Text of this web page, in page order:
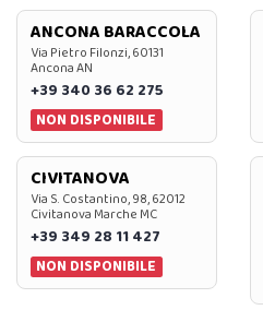
ANCONA BARACCOLA
Via Pietro Filonzi, 60131
Ancona AN
+39 340 36 62 275
NON DISPONIBILE
CIVITANOVA
Via S. Costantino, 98, 62012
Civitanova Marche MC
+39 349 28 11 427
NON DISPONIBILE